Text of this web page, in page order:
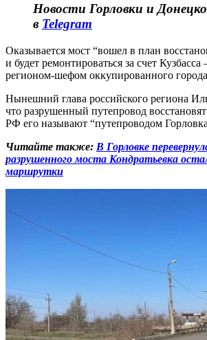
Новости Горловки и
в Telegram
Оказывается мост “вошел в план
и будет ремонтироваться за счет
регионом-шефом оккупированного
Нынешний глава российского региона
что разрушенный путепровод
РФ его называют “путепроводом
Читайте также: В Горловке
разрушенного моста Кондратьевка
маршрутки